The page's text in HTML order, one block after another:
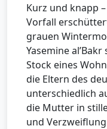
Kurz und knapp
Vorfall
grauen
Yasemine
Stock eines
die Eltern des
unterschiedlich
die Mutter in
und